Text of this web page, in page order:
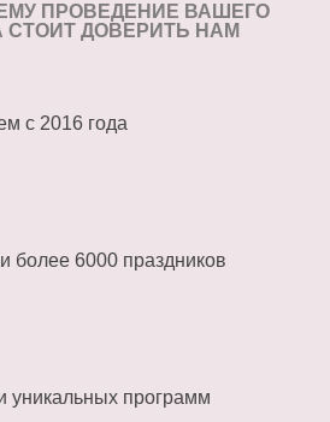
ПРОВЕДЕНИЕ ВАШЕГО
СТОИТ ДОВЕРИТЬ НАМ
с 2016 года
более 6000 праздников
уникальных программ